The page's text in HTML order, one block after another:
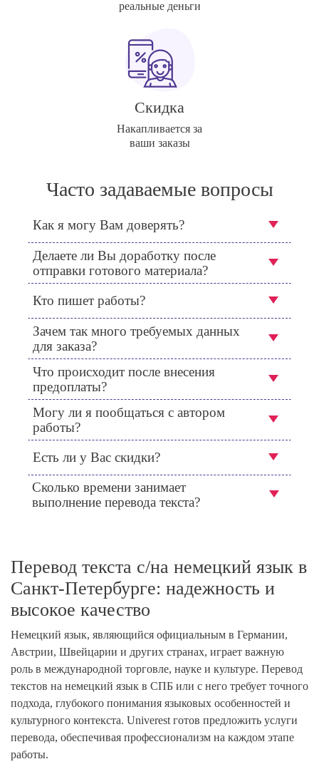
реальные деньги
Скидка
Накапливается за
ваши заказы
Часто задаваемые вопросы
Как я могу Вам доверять?
Делаете ли Вы доработку после
отправки готового материала?
Кто пишет работы?
Зачем так много требуемых данных
для заказа?
Что происходит после внесения
предоплаты?
Могу ли я пообщаться с автором
работы?
Есть ли у Вас скидки?
Сколько времени занимает
выполнение перевода текста?
Перевод текста с/на немецкий язык в
Санкт-Петербурге: надежность и
высокое качество
Немецкий язык, являющийся официальным в Германии,
Австрии, Швейцарии и других странах, играет важную
роль в международной торговле, науке и культуре. Перевод
текстов на немецкий язык в СПБ или с него требует точного
подхода, глубокого понимания языковых особенностей и
культурного контекста. Univerest готов предложить услуги
перевода, обеспечивая профессионализм на каждом этапе
работы.